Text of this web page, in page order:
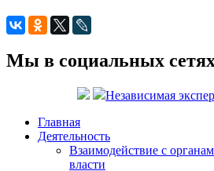
Мы в социальных
Независимая
Главная
Деятельность
Взаимодействие с
власти